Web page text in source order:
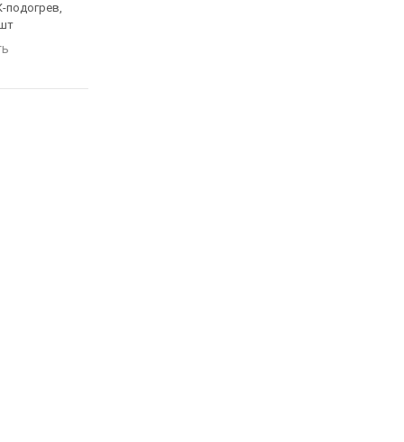
подогрев,